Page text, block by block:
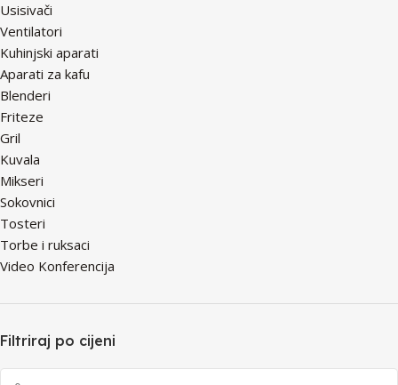
Usisivači
Ventilatori
Kuhinjski aparati
Aparati za kafu
Blenderi
Friteze
Gril
Kuvala
Mikseri
Sokovnici
Tosteri
Torbe i ruksaci
Video Konferencija
Filtriraj po cijeni